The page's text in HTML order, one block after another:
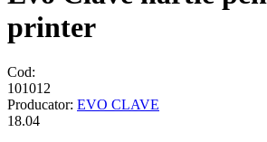
printer
Cod:
101012
Producator: EVO CLAVE
18.04